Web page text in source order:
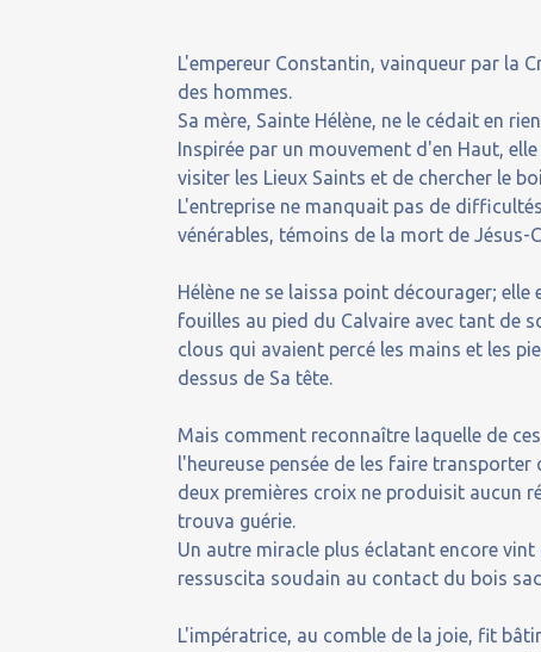
L'empereur Constantin, vainqueur par la
des hommes.
Sa mère, Sainte Hélène, ne le cédait en
Inspirée par un mouvement d'en Haut,
visiter les Lieux Saints et de chercher le
L'entreprise ne manquait pas de
vénérables, témoins de la mort de Jésus-
Hélène ne se laissa point décourager;
fouilles au pied du Calvaire avec tant de
clous qui avaient percé les mains et les
dessus de Sa tête.
Mais comment reconnaître laquelle de
l'heureuse pensée de les faire
deux premières croix ne produisit aucun
trouva guérie.
Un autre miracle plus éclatant encore
ressuscita soudain au contact du bois
L'impératrice, au comble de la joie, fit